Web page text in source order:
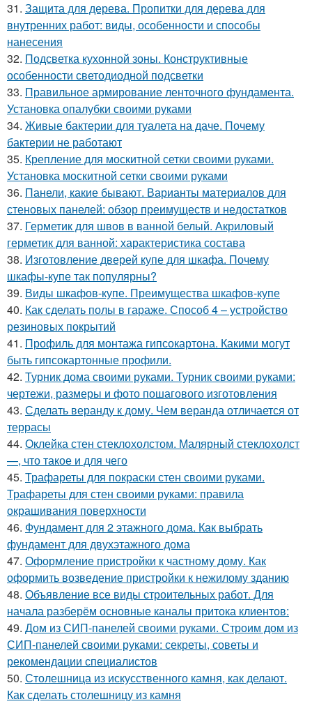
31. Защита для дерева. Пропитки для дерева для
внутренних работ: виды, особенности и способы
нанесения
32. Подсветка кухонной зоны. Конструктивные
особенности светодиодной подсветки
33. Правильное армирование ленточного фундамента.
Установка опалубки своими руками
34. Живые бактерии для туалета на даче. Почему
бактерии не работают
35. Крепление для москитной сетки своими руками.
Установка москитной сетки своими руками
36. Панели, какие бывают. Варианты материалов для
стеновых панелей: обзор преимуществ и недостатков
37. Герметик для швов в ванной белый. Акриловый
герметик для ванной: характеристика состава
38. Изготовление дверей купе для шкафа. Почему
шкафы-купе так популярны?
39. Виды шкафов-купе. Преимущества шкафов-купе
40. Как сделать полы в гараже. Способ 4 – устройство
резиновых покрытий
41. Профиль для монтажа гипсокартона. Какими могут
быть гипсокартонные профили.
42. Турник дома своими руками. Турник своими руками:
чертежи, размеры и фото пошагового изготовления
43. Сделать веранду к дому. Чем веранда отличается от
террасы
44. Оклейка стен стеклохолстом. Малярный стеклохолст
—, что такое и для чего
45. Трафареты для покраски стен своими руками.
Трафареты для стен своими руками: правила
окрашивания поверхности
46. Фундамент для 2 этажного дома. Как выбрать
фундамент для двухэтажного дома
47. Оформление пристройки к частному дому. Как
оформить возведение пристройки к нежилому зданию
48. Объявление все виды строительных работ. Для
начала разберём основные каналы притока клиентов:
49. Дом из СИП-панелей своими руками. Строим дом из
СИП-панелей своими руками: секреты, советы и
рекомендации специалистов
50. Столешница из искусственного камня, как делают.
Как сделать столешницу из камня